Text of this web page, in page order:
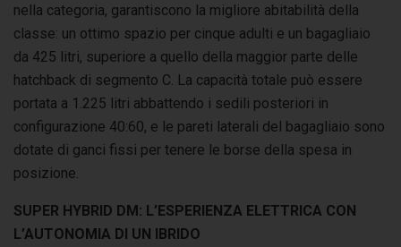
nella categoria, garantiscono la migliore abitabilità della
classe: un ottimo spazio per cinque adulti e un bagagliaio
da 425 litri, superiore a quello della maggior parte delle
hatchback di segmento C. La capacità totale può essere
portata a 1.225 litri abbattendo i sedili posteriori in
configurazione 40:60, e le pareti laterali del bagagliaio sono
dotate di ganci fissi per tenere le borse della spesa in
posizione.
SUPER HYBRID DM: L’ESPERIENZA ELETTRICA CON
L’AUTONOMIA DI UN IBRIDO